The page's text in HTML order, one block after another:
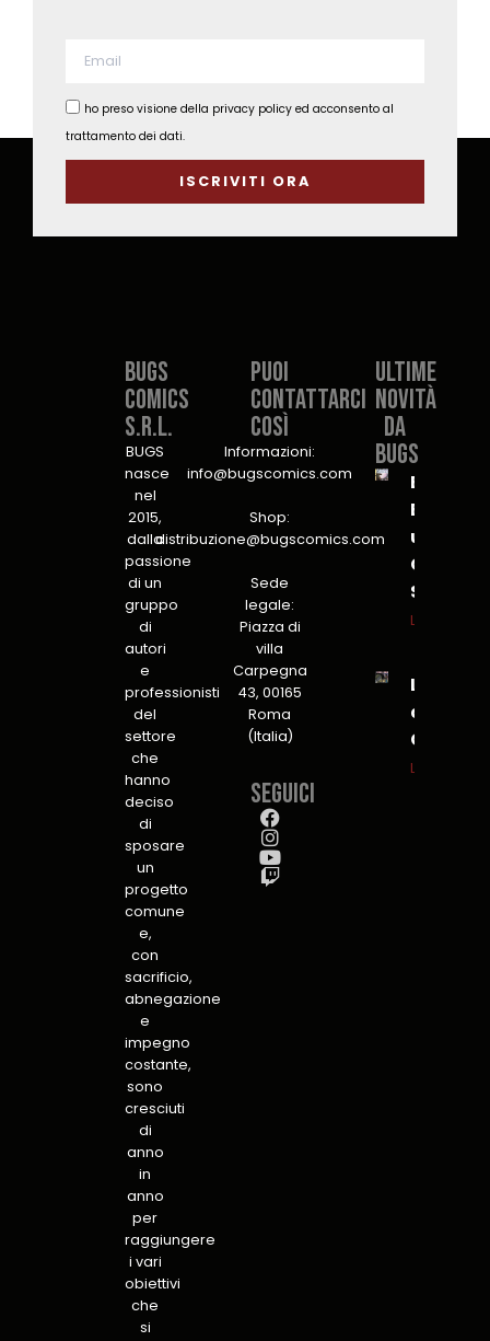
ho preso visione della privacy policy ed acconsento al
trattamento dei dati.
ISCRIVITI ORA
Bugs
Comics
S.r.l.​
BUGS
nasce
nel
2015,
dalla
passione
di un
gruppo
di
autori
e
professionisti
del
settore
che
hanno
deciso
di
sposare
un
progetto
comune
e,
con
sacrificio,
abnegazione
e
impegno
costante,
sono
cresciuti
di
anno
in
anno
per
raggiungere
i vari
obiettivi
che
si
PUOI
CONTATTARCI
COSÌ​
Informazioni:
info@bugscomics.com
Shop:
distribuzione@bugscomics.com
Sede
legale:
Piazza di
villa
Carpegna
43, 00165
Roma
(Italia)
Seguici
Ultime
novità
da
Bugs
B.U.G.S.
Bureau
unit for
Global
Security
Leggi tutto
a Lucca
C&G
Leggi tutto